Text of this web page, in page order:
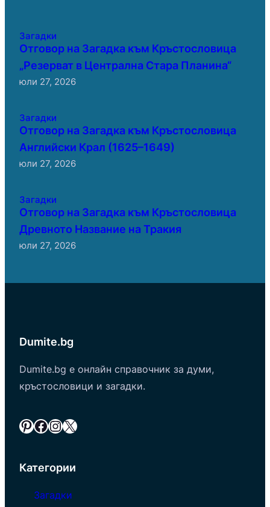
Загадки
Отговор на Загадка към Кръстословица
„Резерват в Централна Стара Планина“
юли 27, 2026
Загадки
Отговор на Загадка към Кръстословица
Английски Крал (1625–1649)
юли 27, 2026
Загадки
Отговор на Загадка към Кръстословица
Древното Название на Тракия
юли 27, 2026
Dumite.bg
Dumite.bg е онлайн справочник за думи,
кръстословици и загадки.
Pinterest Facebook InstagramX
Категории
Загадки